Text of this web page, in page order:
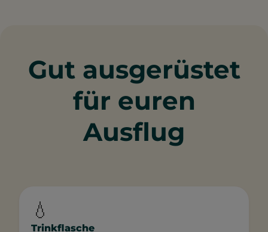
Gut ausgerüstet
für euren
Ausflug
💧
Trinkflasche